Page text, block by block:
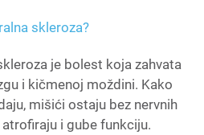
skleroza?
je bolest koja zahvata
i kičmenoj moždini. Kako
mišići ostaju bez nervnih
i gube funkciju.